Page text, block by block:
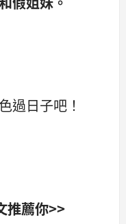
過日子吧！
推薦你>>